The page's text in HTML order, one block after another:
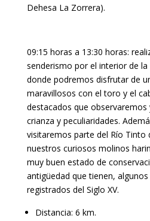
Dehesa La Zorrera).
09:15 horas a 13:30 horas:
senderismo por el interior de
donde podremos disfrutar de
maravillosos con el toro y el
destacados que observaremos
crianza y peculiaridades.
visitaremos parte del Río Tinto
nuestros curiosos molinos
muy buen estado de
antigüedad que tienen,
registrados del Siglo XV.
Distancia: 6 km.